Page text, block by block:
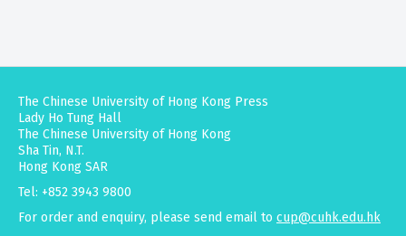
The Chinese University of Hong Kong Press
Lady Ho Tung Hall
The Chinese University of Hong Kong
Sha Tin, N.T.
Hong Kong SAR
Tel: +852 3943 9800
For order and enquiry, please send email to cup@cuhk.edu.hk